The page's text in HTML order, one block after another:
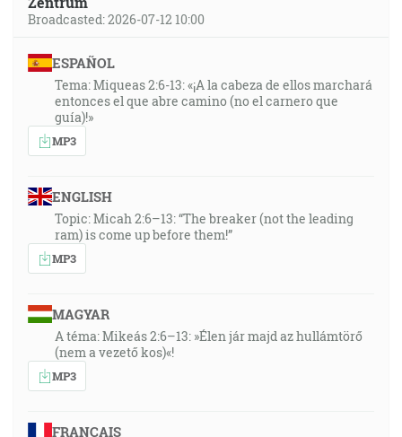
Broadcasted: 2026-07-12 10:00
ESPAÑOL
Tema: Miqueas 2:6-13: «¡A la cabeza de ellos marchará
entonces el que abre camino (no el carnero que
guía)!»
MP3
ENGLISH
Topic: Micah 2:6–13: “The breaker (not the leading
ram) is come up before them!”
MP3
MAGYAR
A téma: Mikeás 2:6–13: »Élen jár majd az hullámtörő
(nem a vezető kos)«!
MP3
FRANÇAIS